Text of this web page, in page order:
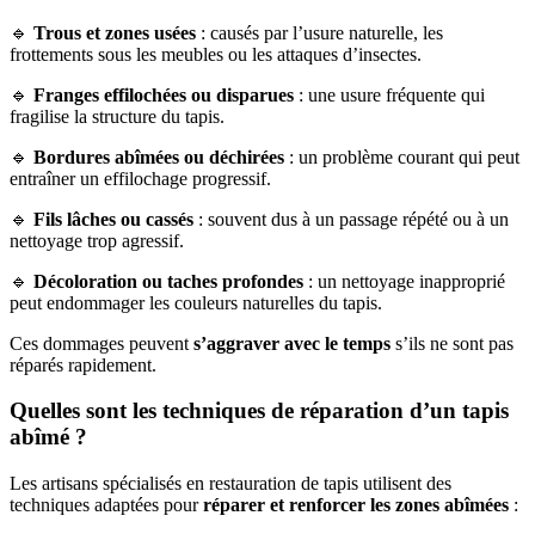
🔹 Trous et zones usées : causés par l’usure naturelle, les
frottements sous les meubles ou les attaques d’insectes.
🔹 Franges effilochées ou disparues : une usure fréquente qui
fragilise la structure du tapis.
🔹 Bordures abîmées ou déchirées : un problème courant qui peut
entraîner un effilochage progressif.
🔹 Fils lâches ou cassés : souvent dus à un passage répété ou à un
nettoyage trop agressif.
🔹 Décoloration ou taches profondes : un nettoyage inapproprié
peut endommager les couleurs naturelles du tapis.
Ces dommages peuvent s’aggraver avec le temps s’ils ne sont pas
réparés rapidement.
Quelles sont les techniques de réparation d’un tapis
abîmé ?
Les artisans spécialisés en restauration de tapis utilisent des
techniques adaptées pourréparer et renforcer les zones abîmées :